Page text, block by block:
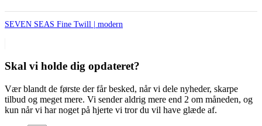
SEVEN SEAS Fine Twill | modern
Skal vi holde dig opdateret?
Vær blandt de første der får besked, når vi dele nyheder, skarpe
tilbud og meget mere. Vi sender aldrig mere end 2 om måneden, og
kun når vi har noget på hjerte vi tror du vil have glæde af.